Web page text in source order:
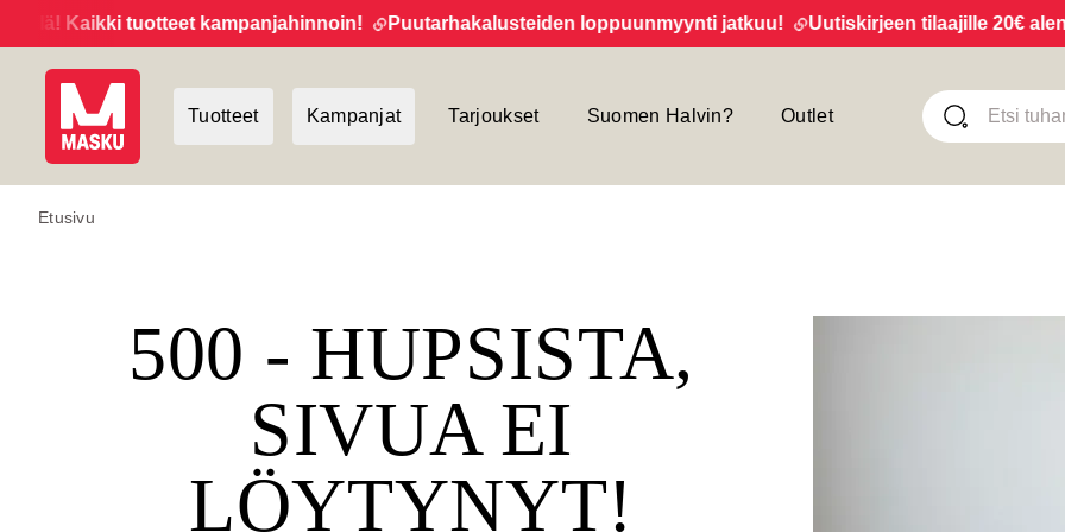
Kaikki tuotteet kampanjahinnoin! Puutarhakalusteiden loppuunmyynti jatkuu! Uutiskirjeen tilaajille 20€
Tuotteet Kampanjat Tarjoukset Suomen Halvin? Outlet
Etusivu
500 - HUPSISTA,
SIVUA EI
LÖYTYNYT!